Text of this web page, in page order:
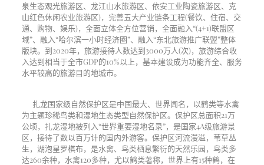
泉生态观光旅游区、龙江山水旅游区、依安工业陶瓷旅游区、克
山红色休闲农业旅游区)，完善五大产业链条工程(餐饮、住宿、交
通、购物、娱乐)，全面立体全方位营销，全面融入“(4+1)联盟区
域”、融入“哈尔滨一小时经济圈”、融入“东北旅游推广联盟”整体
版块。到2020年，旅游接待人数达到3000万人(次)，旅游综合收
入达到相当于全市GDP的10%以上，基本建设成为功能齐全、服务
水平较高的旅游目的地城市。
扎龙国家级自然保护区是中国最大、世界闻名，以鹤类等水禽
为主题珍稀鸟类和湿地生态类型自然保护区。保护区总面积21万
公顷，扎龙湿地被列入“世界重要湿地名录”，是国家4A级旅游景
区，接待了数以百万计的国内外游客。保护区河流漫溢，苇草丛
生，湖泡星罗棋布，是水禽、鸟类栖息繁衍的天然乐园，鸟类多
达260余种，水禽120多种，尤以鹤类著称，世界上有15种鹤，在